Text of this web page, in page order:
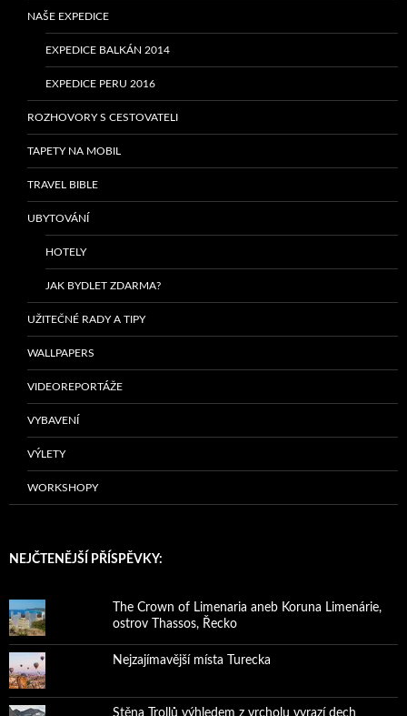
NAŠE EXPEDICE
EXPEDICE BALKÁN 2014
EXPEDICE PERU 2016
ROZHOVORY S CESTOVATELI
TAPETY NA MOBIL
TRAVEL BIBLE
UBYTOVÁNÍ
HOTELY
JAK BYDLET ZDARMA?
UŽITEČNÉ RADY A TIPY
WALLPAPERS
VIDEOREPORTÁŽE
VYBAVENÍ
VÝLETY
WORKSHOPY
NEJČTENĚJŠÍ PŘÍSPĚVKY:
The Crown of Limenaria aneb Koruna Limenárie,
ostrov Thassos, Řecko
Nejzajímavější místa Turecka